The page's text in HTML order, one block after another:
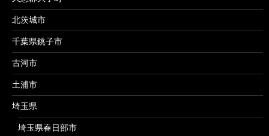
北茨城市
千葉県銚子市
古河市
土浦市
埼玉県
埼玉県春日部市